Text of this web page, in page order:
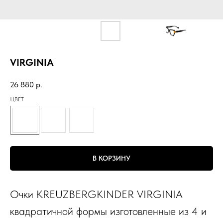
VIRGINIA
26 880 р.
ЦВЕТ
В КОРЗИНУ
Очки KREUZBERGKINDER VIRGINIA
квадратичной формы изготовленные из 4 и